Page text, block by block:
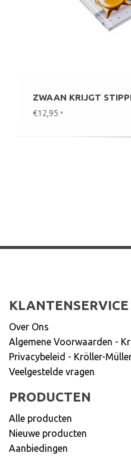
ZWAAN KRIJGT
€12,95 *
KLANTENSERVICE
Over Ons
Algemene Voorwaarden -
Privacybeleid - Kröller-
Veelgestelde vragen
PRODUCTEN
Alle producten
Nieuwe producten
Aanbiedingen